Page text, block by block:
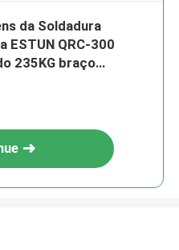
da Soldadura
ESTUN QRC-300
235KG braço